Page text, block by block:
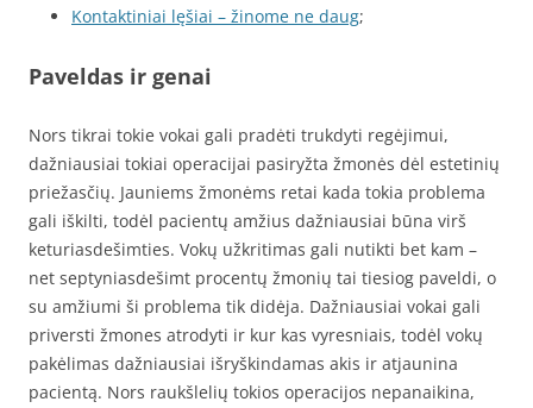
Kontaktiniai lęšiai – žinome ne daug;
Paveldas ir genai
Nors tikrai tokie vokai gali pradėti trukdyti regėjimui,
dažniausiai tokiai operacijai pasiryžta žmonės dėl estetinių
priežasčių. Jauniems žmonėms retai kada tokia problema
gali iškilti, todėl pacientų amžius dažniausiai būna virš
keturiasdešimties. Vokų užkritimas gali nutikti bet kam –
net septyniasdešimt procentų žmonių tai tiesiog paveldi, o
su amžiumi ši problema tik didėja. Dažniausiai vokai gali
priversti žmones atrodyti ir kur kas vyresniais, todėl vokų
pakėlimas dažniausiai išryškindamas akis ir atjaunina
pacientą. Nors raukšlelių tokios operacijos nepanaikina,